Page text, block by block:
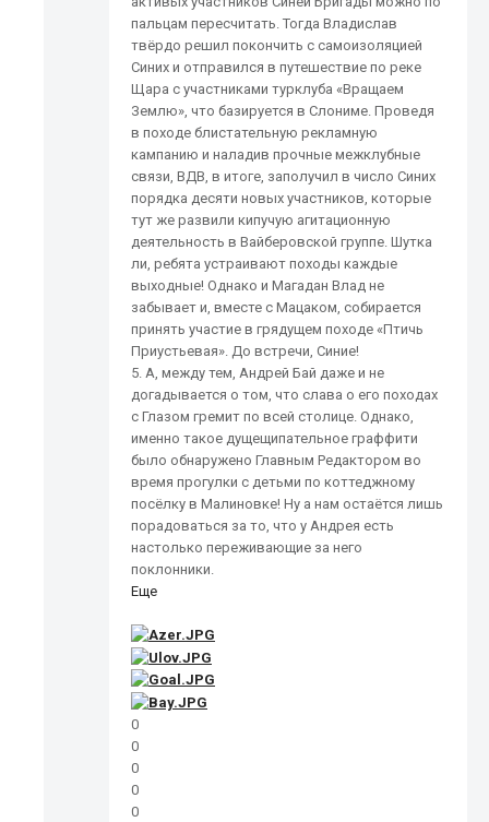
пальцам пересчитать. Тогда Владислав
твёрдо решил покончить с самоизоляцией
Синих и отправился в путешествие по реке
Щара с участниками турклуба «Вращаем
Землю», что базируется в Слониме. Проведя
в походе блистательную рекламную
кампанию и наладив прочные межклубные
связи, ВДВ, в итоге, заполучил в число Синих
порядка десяти новых участников, которые
тут же развили кипучую агитационную
деятельность в Вайберовской группе. Шутка
ли, ребята устраивают походы каждые
выходные! Однако и Магадан Влад не
забывает и, вместе с Мацаком, собирается
принять участие в грядущем походе «Птичь
Приустьевая». До встречи, Синие!
5. А, между тем, Андрей Бай даже и не
догадывается о том, что слава о его походах
с Глазом гремит по всей столице. Однако,
именно такое дущещипательное граффити
было обнаружено Главным Редактором во
время прогулки с детьми по коттеджному
посёлку в Малиновке! Ну а нам остаётся лишь
порадоваться за то, что у Андрея есть
настолько переживающие за него
поклонники.
Еще
0
0
0
0
0